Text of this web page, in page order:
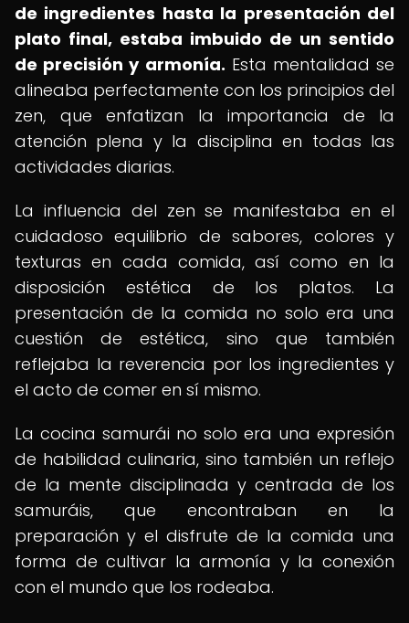
de ingredientes hasta la presentación del
plato final, estaba imbuido de un sentido
de precisión y armonía. Esta mentalidad se
alineaba perfectamente con los principios del
zen, que enfatizan la importancia de la
atención plena y la disciplina en todas las
actividades diarias.
La influencia del zen se manifestaba en el
cuidadoso equilibrio de sabores, colores y
texturas en cada comida, así como en la
disposición estética de los platos. La
presentación de la comida no solo era una
cuestión de estética, sino que también
reflejaba la reverencia por los ingredientes y
el acto de comer en sí mismo.
La cocina samurái no solo era una expresión
de habilidad culinaria, sino también un reflejo
de la mente disciplinada y centrada de los
samuráis, que encontraban en la
preparación y el disfrute de la comida una
forma de cultivar la armonía y la conexión
con el mundo que los rodeaba.